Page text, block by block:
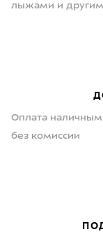
лыжами и
Оплата
без комиссии